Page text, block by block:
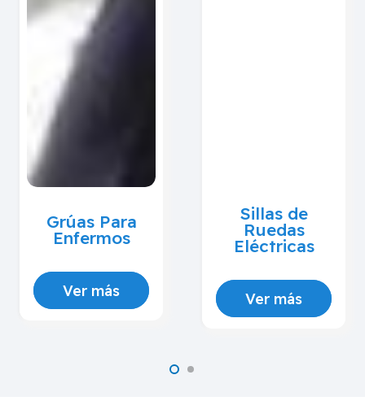
Grúas Para
Enfermos
Ver más
Sillas de
Ruedas
Eléctricas
Ver más